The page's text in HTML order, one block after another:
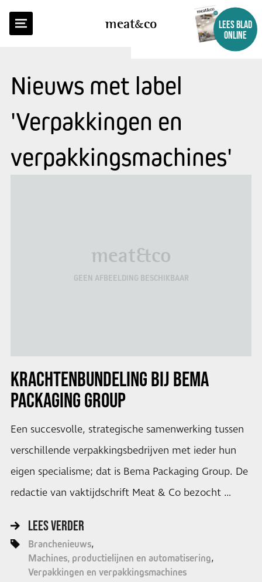
meatco
LEES BLAD
ONLINE
Nieuws met label
'Verpakkingen en
verpakkingsmachines'
meat&co
GEEN AFBEELDING BESCHIKBAAR
KRACHTENBUNDELING BIJ BEMA
PACKAGING GROUP
Een succesvolle, strategische samenwerking tussen
verschillende verpakkingsbedrijven met ieder hun
eigen specialisme; dat is Bema Packaging Group. De
redactie van vaktijdschrift Meat & Co bezocht …
LEES VERDER
Branchenieuws
Machines, productielijnen en automatisering
Verpakkingen en verpakkingsmachines